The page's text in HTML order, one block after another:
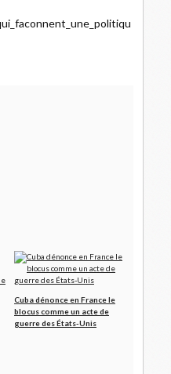
Cuba dénonce en France le
blocus comme un acte de
guerre des États-Unis